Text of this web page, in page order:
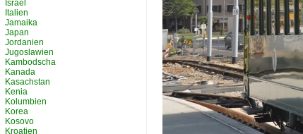
Israel
Italien
Jamaika
Japan
Jordanien
Jugoslawien
Kambodscha
Kanada
Kasachstan
Kenia
Kolumbien
Korea
Kosovo
Kroatien